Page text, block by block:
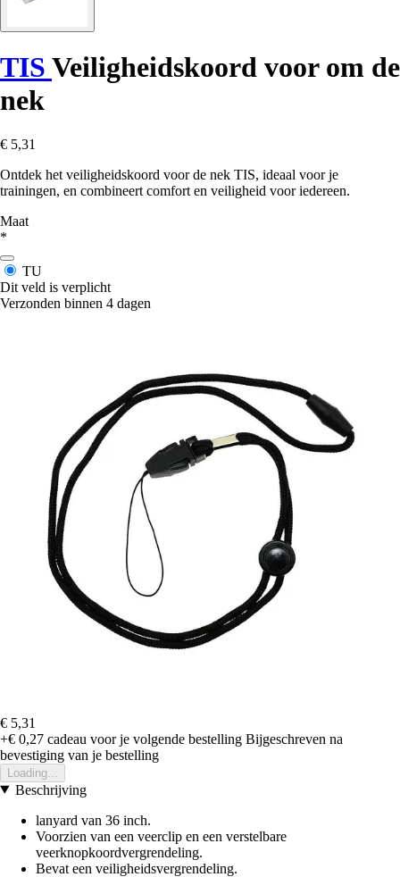
TIS Veiligheidskoord voor om de
nek
€ 5,31
Ontdek het veiligheidskoord voor de nek TIS, ideaal voor je
trainingen, en combineert comfort en veiligheid voor iedereen.
Maat
*
TU
Dit veld is verplicht
Verzonden binnen 4 dagen
€ 5,31
+€ 0,27 cadeau voor je volgende bestelling Bijgeschreven na
bevestiging van je bestelling
Loading...
Beschrijving
lanyard van 36 inch.
Voorzien van een veerclip en een verstelbare
veerknopkoordvergrendeling.
Bevat een veiligheidsvergrendeling.